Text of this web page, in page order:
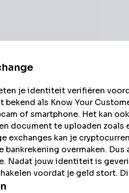
je identiteit verifiëren
als Know Your
of smartphone. Het kan
document te uploaden zoals
exchanges kan je
bankrekening overmaken.
Nadat jouw identiteit is
voordat je geld stort.